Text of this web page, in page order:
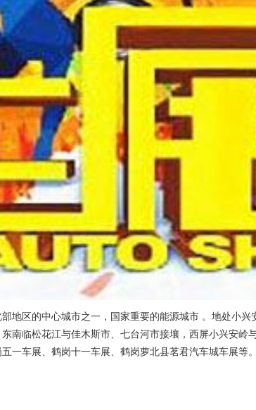
地区的中心城市之一，国家重要的能源城市 。地处小
南临松花江与佳木斯市、七台河市接壤，西屏小兴安
一车展、鹤岗十一车展、鹤岗萝北县茗君汽车城车展等